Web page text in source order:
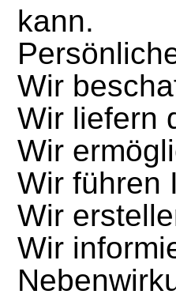
kann.
Wir
Wir liefern
Wir
Wir führen
Wir
Wir